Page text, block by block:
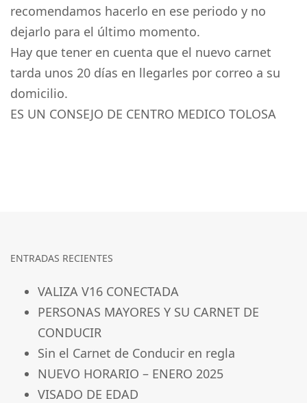
recomendamos hacerlo en ese periodo y no
dejarlo para el último momento.
Hay que tener en cuenta que el nuevo carnet
tarda unos 20 días en llegarles por correo a su
domicilio.
ES UN CONSEJO DE CENTRO MEDICO TOLOSA
ENTRADAS RECIENTES
VALIZA V16 CONECTADA
PERSONAS MAYORES Y SU CARNET DE
CONDUCIR
Sin el Carnet de Conducir en regla
NUEVO HORARIO – ENERO 2025
VISADO DE EDAD